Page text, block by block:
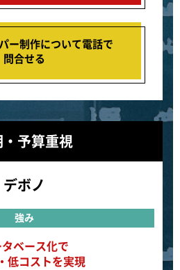
ー制作について電話で
問合せる
予算重視
デボノ
強み
ベース化で
低コストを実現